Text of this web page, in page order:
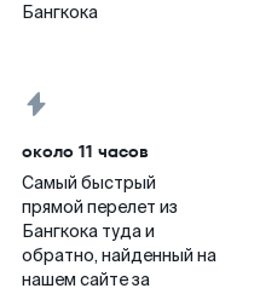
Бангкока
около 11 часов
Самый быстрый
прямой перелет из
Бангкока туда и
обратно, найденный на
нашем сайте за